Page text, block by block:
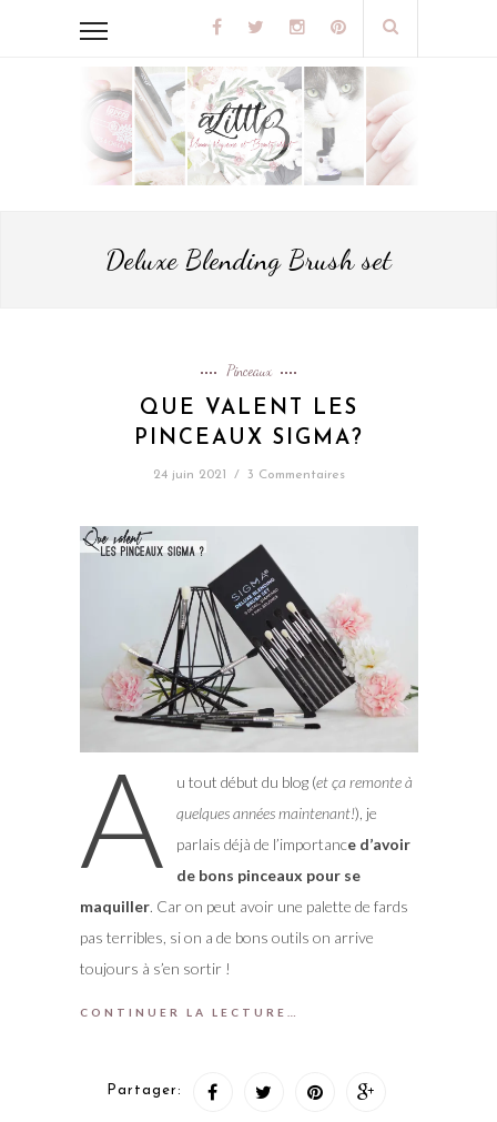
Deluxe Blending Brush set
Pinceaux
QUE VALENT LES
PINCEAUX SIGMA?
24 juin 2021 / 3 Commentaires
A u tout début du blog (et ça remonte à
quelques années maintenant!), je
parlais déjà de l’importance d’avoir
de bons pinceaux pour se
maquiller. Car on peut avoir une palette de fards
pas terribles, si on a de bons outils on arrive
toujours à s’en sortir !
CONTINUER LA LECTURE…
Partager: